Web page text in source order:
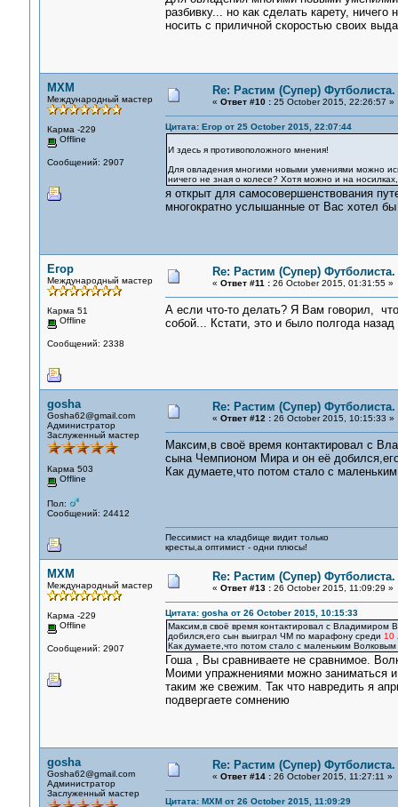
разбивку... но как сделать карету,
носить с приличной скоростью своих
MXM
Международный мастер
Карма -229
Offline
Сообщений: 2907
Re: Растим (Супер) Футболиста.
« Ответ #10 :25 October 2015, 22:26:57 »
Цитата: Егор от 25 October 2015, 22:07:44
И здесь я противоположного мнения!
Для овладения многими новыми умениями можно
ничего не зная о колесе? Хотя можно и на
я открыт для самосовершенствования
многократно услышанные от Вас хотел
Егор
Международный мастер
Карма 51
Offline
Сообщений: 2338
Re: Растим (Супер) Футболиста.
« Ответ #11 :26 October 2015, 01:31:55 »
А если что-то делать? Я Вам говорил,
собой... Кстати, это и было полгода
gosha
Gosha62@gmail.com
Администратор
Заслуженный мастер
Карма 503
Offline
Пол:
Сообщений: 24412
Re: Растим (Супер) Футболиста.
« Ответ #12 :26 October 2015, 10:15:33 »
Максим,в своё время контактировал с
сына Чемпионом Мира и он её
Как думаете,что потом стало с
Пессимист на кладбище видит только
кресты,а оптимист - одни плюсы!
MXM
Международный мастер
Карма -229
Offline
Сообщений: 2907
Re: Растим (Супер) Футболиста.
« Ответ #13 :26 October 2015, 11:09:29 »
Цитата: gosha от 26 October 2015, 10:15:33
Максим,в своё время контактировал с
добился,его сын выиграл ЧМ по марафону среди 10
Как думаете,что потом стало с маленьким Волковым
Гоша , Вы сравниваете не сравнимое.
Моими упражнениями можно заниматься
таким же свежим. Так что навредить я
подвергаете сомнению
gosha
Gosha62@gmail.com
Администратор
Заслуженный мастер
Re: Растим (Супер) Футболиста.
« Ответ #14 :26 October 2015, 11:27:11 »
Цитата: MXM от 26 October 2015, 11:09:29